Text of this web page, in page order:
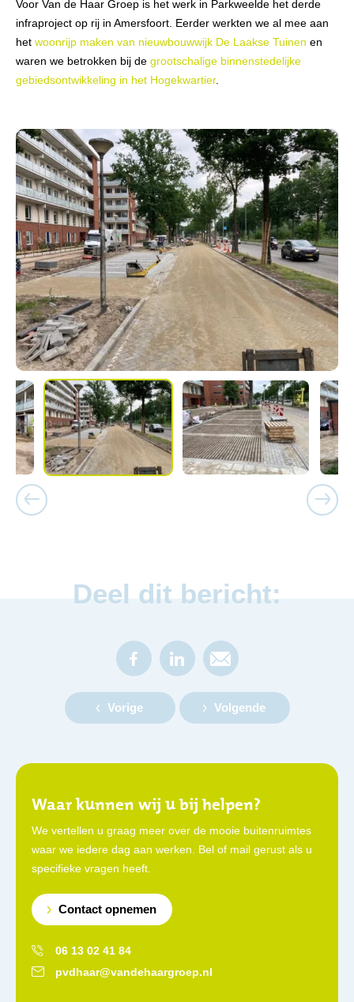
Voor Van de Haar Groep is het werk in Parkweelde het derde
infraproject op rij in Amersfoort. Eerder werkten we al mee aan
het woonrijp maken van nieuwbouwwijk De Laakse Tuinen en
waren we betrokken bij de grootschalige binnenstedelijke
gebiedsontwikkeling in het Hogekwartier.
Deel dit bericht:
Vorige Volgende
Waar kunnen wij u bij helpen?
We vertellen u graag meer over de mooie buitenruimtes
waar we iedere dag aan werken. Bel of mail gerust als u
specifieke vragen heeft.
Contact opnemen
06 13 02 41 84
pvdhaar@vandehaargroep.nl